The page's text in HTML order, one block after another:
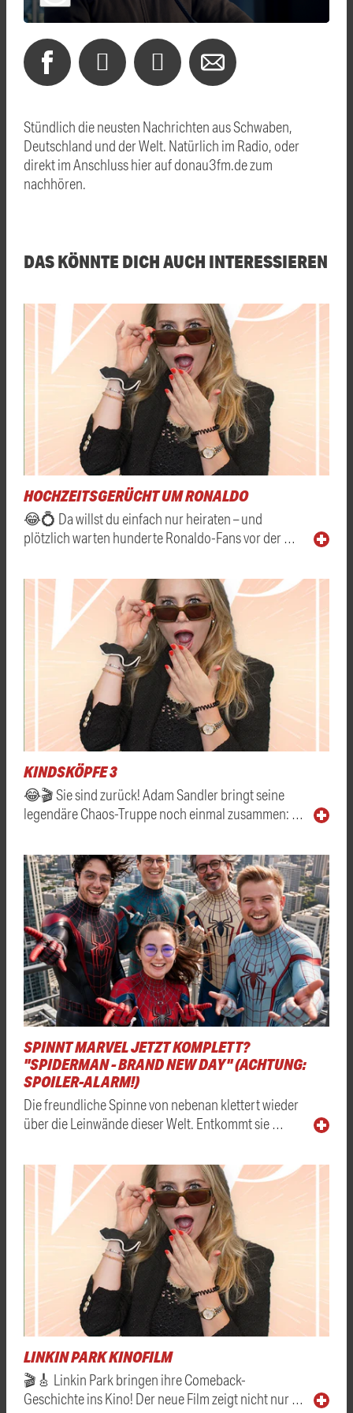
Stündlich die neusten Nachrichten aus Schwaben,
Deutschland und der Welt. Natürlich im Radio, oder
direkt im Anschluss hier auf donau3fm.de zum
nachhören.
DAS KÖNNTE DICH AUCH INTERESSIEREN
HOCHZEITSGERÜCHT UM RONALDO
😂💍 Da willst du einfach nur heiraten – und
plötzlich warten hunderte Ronaldo-Fans vor der …
KINDSKÖPFE 3
😂🎬 Sie sind zurück! Adam Sandler bringt seine
legendäre Chaos-Truppe noch einmal zusammen: …
SPINNT MARVEL JETZT KOMPLETT?
"SPIDERMAN - BRAND NEW DAY" (ACHTUNG:
SPOILER-ALARM!)
Die freundliche Spinne von nebenan klettert wieder
über die Leinwände dieser Welt. Entkommt sie …
LINKIN PARK KINOFILM
🎬🎸 Linkin Park bringen ihre Comeback-
Geschichte ins Kino! Der neue Film zeigt nicht nur …